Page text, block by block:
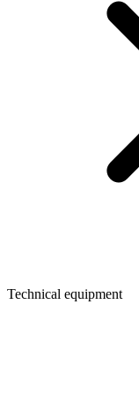
Technical equipment